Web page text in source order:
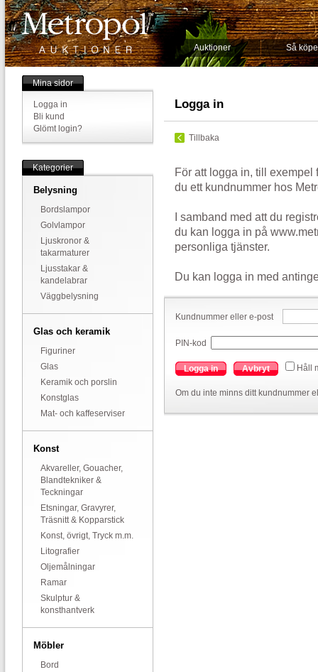
Auktioner Så
Mina sidor
Logga in
Bli kund
Glömt login?
Kategorier
Belysning
Bordslampor
Golvlampor
Ljuskronor &
takarmaturer
Ljusstakar &
kandelabrar
Väggbelysning
Glas och keramik
Figuriner
Glas
Keramik och porslin
Konstglas
Mat- och kaffeserviser
Konst
Akvareller, Gouacher,
Blandtekniker &
Teckningar
Etsningar, Gravyrer,
Träsnitt & Kopparstick
Konst, övrigt, Tryck m.m.
Litografier
Oljemålningar
Ramar
Skulptur &
konsthantverk
Möbler
Bord
Logga in
Tillbaka
För att logga in, till exempel
du ett kundnummer hos
I samband med att du
du kan logga in på
personliga tjänster.
Du kan logga in med
Kundnummer eller e-post
PIN-kod
Logga in Avbryt Håll
Om du inte minns ditt kundnummer